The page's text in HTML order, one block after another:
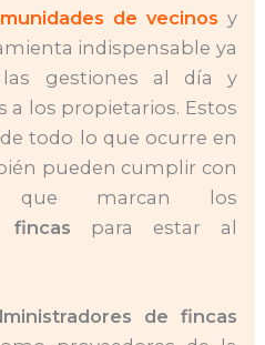
de vecinos y
indispensable ya
gestiones al día y
a los propietarios. Estos
todo lo que ocurre en
pueden cumplir con
que marcan los
fincas para estar al
de fincas